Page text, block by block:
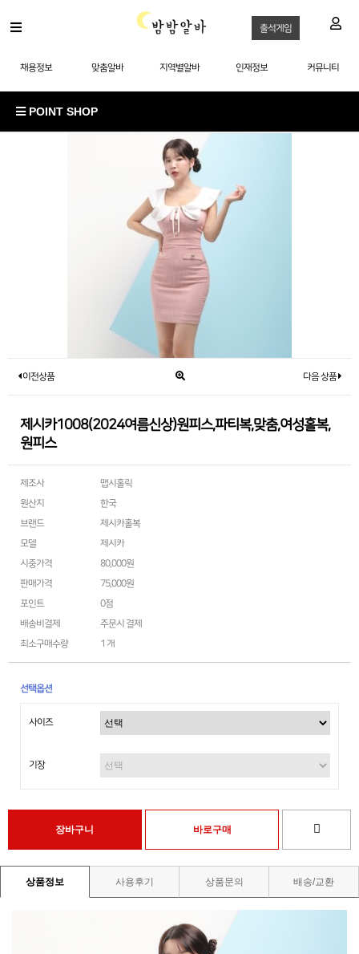
출석게임
채용정보 맞춤알바 지역별알바 인재정보 커뮤니티
POINT SHOP
이전상품 다음 상품
제시카1008(2024여름신상)원피스,파티복,맞춤,여성홀복,
원피스
제조사
맵시홀릭
원산지
한국
브랜드
제시카홀복
모델
제시카
시중가격
80,000원
판매가격
75,000원
포인트
0점
배송비결제
주문시 결제
최소구매수량
1 개
선택옵션
사이즈
기장
상품정보 사용후기 상품문의 배송/교환